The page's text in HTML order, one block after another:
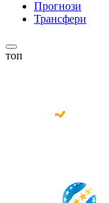
Прогнози
Трансфери
топ